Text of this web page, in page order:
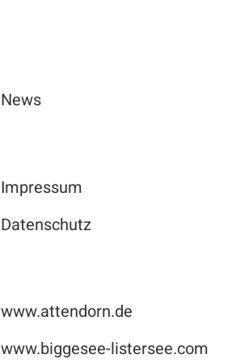
News
Impressum
Datenschutz
www.attendorn.de
www.biggesee-listersee.com